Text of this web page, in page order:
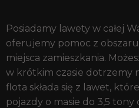
Posiadamy lawety w całej
oferujemy pomoc z
miejsca zamieszkania.
w krótkim czasie dotrzemy
flota składa się z lawet,
pojazdy o masie do 3,5